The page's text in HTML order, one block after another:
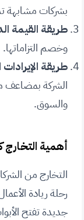
بشركات مشابهة
طريقة القيمة
وخصم التزاماتها.
طريقة
الشركة بمضاعف
والسوق.
أهمية التخارج
التخارج من
رحلة ريادة
جديدة تفتح